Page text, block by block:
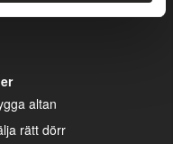
altan
rätt dörr